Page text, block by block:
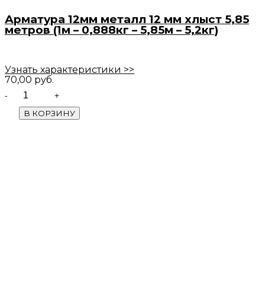
Арматура 12мм металл 12 мм хлыст 5,85
метров (1м – 0,888кг – 5,85м – 5,2кг)
Узнать характеристики >>
70,00 руб.
Quantity
В КОРЗИНУ